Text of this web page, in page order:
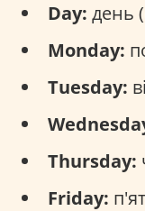
Day: день
Monday:
Tuesday:
Thursday:
Friday: